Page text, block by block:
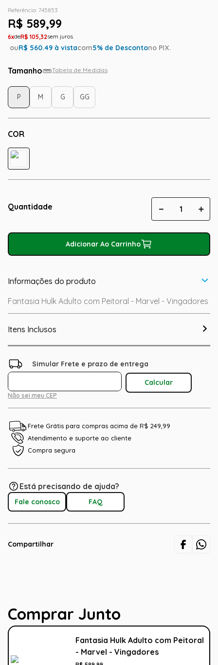
Referência: 745853
R$ 589,99
6 R$ 105,32
ouR$ 560.49 à vistacom5% de Descontono PIX.
Tamanho Tabela de Medidas
COR
P M G GG
Quantidade ＋
－
Adicionar Ao Carrinho
Informações do produto
Fantasia Hulk Adulto com Peitoral - Marvel - Vingadores
Itens Inclusos
Não sei meu CEP
Frete Grátis para compras acima de R$ 249,99
Atendimento e suporte ao cliente
Compra segura
Está precisando de ajuda?
Fale conosco FAQ
Compartilhar
Comprar Junto
Fantasia Hulk Adulto com Peitoral
- Marvel - Vingadores